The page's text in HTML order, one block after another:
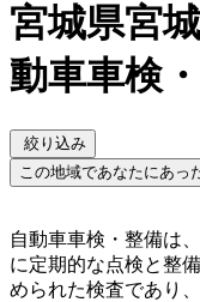
宮城県宮
動車車検
絞り込み
この地域であなたにあっ
自動車車検・整備は
に定期的な点検と整
められた検査であり